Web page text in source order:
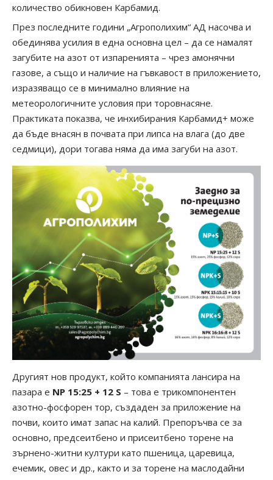
количество обикновен Карбамид.
През последните години „Агрополихим“ АД насочва и
обединява усилия в една основна цел – да се намалят
загубите на азот от изпаренията – чрез амонячни
газове, а също и наличие на гъвкавост в приложението,
изразяващо се в минимално влияние на
метеорологичните условия при торовнасяне.
Практиката показва, че инхибирания Карбамид+ може
да бъде внасян в почвата при липса на влага (до две
седмици), дори тогава няма да има загуби на азот.
Другият нов продукт, който компанията лансира на
пазара е NP 15:25 + 12 S – това е трикомпонентен
азотно-фосфорен тор, създаден за приложение на
почви, които имат запас на калий. Препоръчва се за
основно, предсеитбено и присеитбено торене на
зърнено-житни култури като пшеница, царевица,
ечемик, овес и др., както и за торене на маслодайни